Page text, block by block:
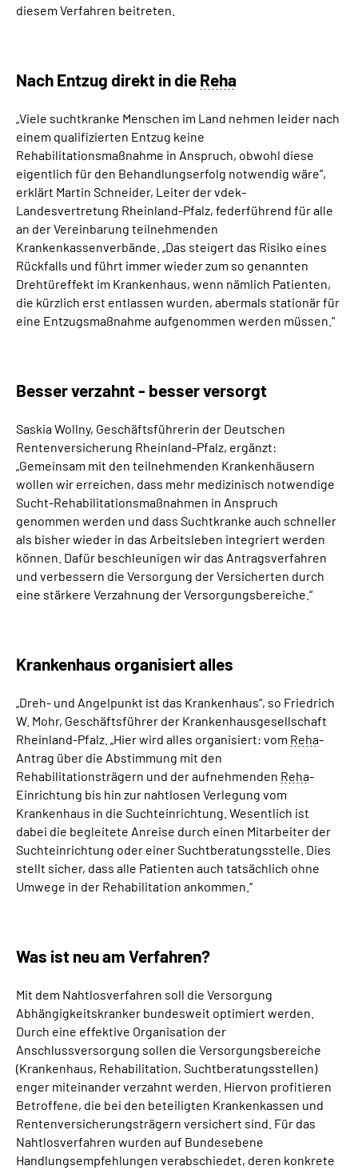
diesem Verfahren beitreten.
Nach Entzug direkt in die Reha
„Viele suchtkranke Menschen im Land nehmen leider nach
einem qualifizierten Entzug keine
Rehabilitationsmaßnahme in Anspruch, obwohl diese
eigentlich für den Behandlungserfolg notwendig wäre“,
erklärt Martin Schneider, Leiter der vdek-
Landesvertretung Rheinland-Pfalz, federführend für alle
an der Vereinbarung teilnehmenden
Krankenkassenverbände. „Das steigert das Risiko eines
Rückfalls und führt immer wieder zum so genannten
Drehtüreffekt im Krankenhaus, wenn nämlich Patienten,
die kürzlich erst entlassen wurden, abermals stationär für
eine Entzugsmaßnahme aufgenommen werden müssen.“
Besser verzahnt - besser versorgt
Saskia Wollny, Geschäftsführerin der Deutschen
Rentenversicherung Rheinland-Pfalz, ergänzt:
„Gemeinsam mit den teilnehmenden Krankenhäusern
wollen wir erreichen, dass mehr medizinisch notwendige
Sucht-Rehabilitationsmaßnahmen in Anspruch
genommen werden und dass Suchtkranke auch schneller
als bisher wieder in das Arbeitsleben integriert werden
können. Dafür beschleunigen wir das Antragsverfahren
und verbessern die Versorgung der Versicherten durch
eine stärkere Verzahnung der Versorgungsbereiche.“
Krankenhaus organisiert alles
„Dreh- und Angelpunkt ist das Krankenhaus“, so Friedrich
W. Mohr, Geschäftsführer der Krankenhausgesellschaft
Rheinland-Pfalz. „Hier wird alles organisiert: vom Reha-
Antrag über die Abstimmung mit den
Rehabilitationsträgern und der aufnehmenden Reha-
Einrichtung bis hin zur nahtlosen Verlegung vom
Krankenhaus in die Suchteinrichtung. Wesentlich ist
dabei die begleitete Anreise durch einen Mitarbeiter der
Suchteinrichtung oder einer Suchtberatungsstelle. Dies
stellt sicher, dass alle Patienten auch tatsächlich ohne
Umwege in der Rehabilitation ankommen.“
Was ist neu am Verfahren?
Mit dem Nahtlosverfahren soll die Versorgung
Abhängigkeitskranker bundesweit optimiert werden.
Durch eine effektive Organisation der
Anschlussversorgung sollen die Versorgungsbereiche
(Krankenhaus, Rehabilitation, Suchtberatungsstellen)
enger miteinander verzahnt werden. Hiervon profitieren
Betroffene, die bei den beteiligten Krankenkassen und
Rentenversicherungsträgern versichert sind. Für das
Nahtlosverfahren wurden auf Bundesebene
Handlungsempfehlungen verabschiedet, deren konkrete